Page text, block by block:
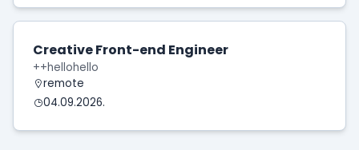
Creative Front-end Engineer
++hellohello
remote
04.09.2026.